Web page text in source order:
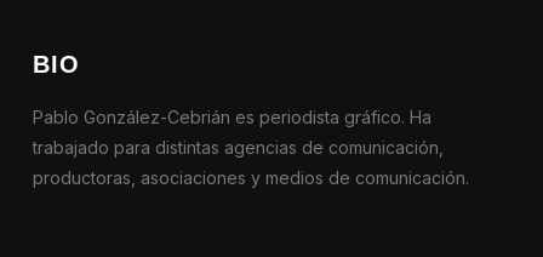
BIO
Pablo González-Cebrián es periodista gráfico. Ha
trabajado para distintas agencias de comunicación,
productoras, asociaciones y medios de comunicación.